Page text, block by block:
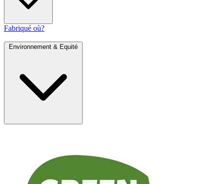
Fabriqué où?
Environnement & Equité